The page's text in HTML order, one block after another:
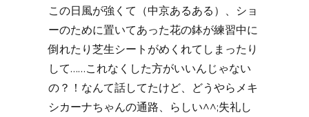
この日風が強くて（中京あるある）、ショ
ーのために置いてあった花の鉢が練習中に
倒れたり芝生シートがめくれてしまったり
して……これなくした方がいいんじゃない
の？！なんて話してたけど、どうやらメキ
シカーナちゃんの通路、らしい^^;失礼し